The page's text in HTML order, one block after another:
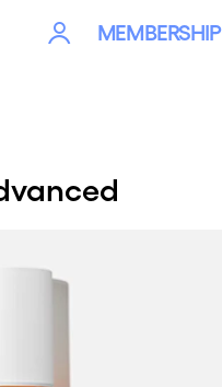
LOGMEMBERSHIP